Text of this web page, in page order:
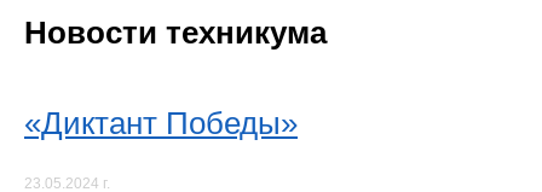
Новости техникума
«Диктант Победы»
23.05.2024 г.